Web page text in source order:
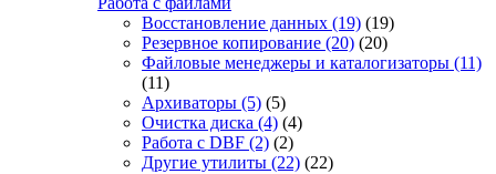
Восстановление данных (19) (19)
Резервное копирование (20) (20)
Файловые менеджеры и каталогизаторы (11)
(11)
Архиваторы (5) (5)
Очистка диска (4) (4)
Работа с DBF (2) (2)
Другие утилиты (22) (22)